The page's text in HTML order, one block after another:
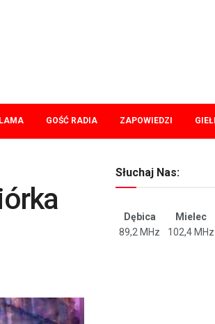
GOŚĆ RADIA ZAPOWIEDZI
Słuchaj Nas:
Dębica Mielec
89,2 MHz
102,4 MHz